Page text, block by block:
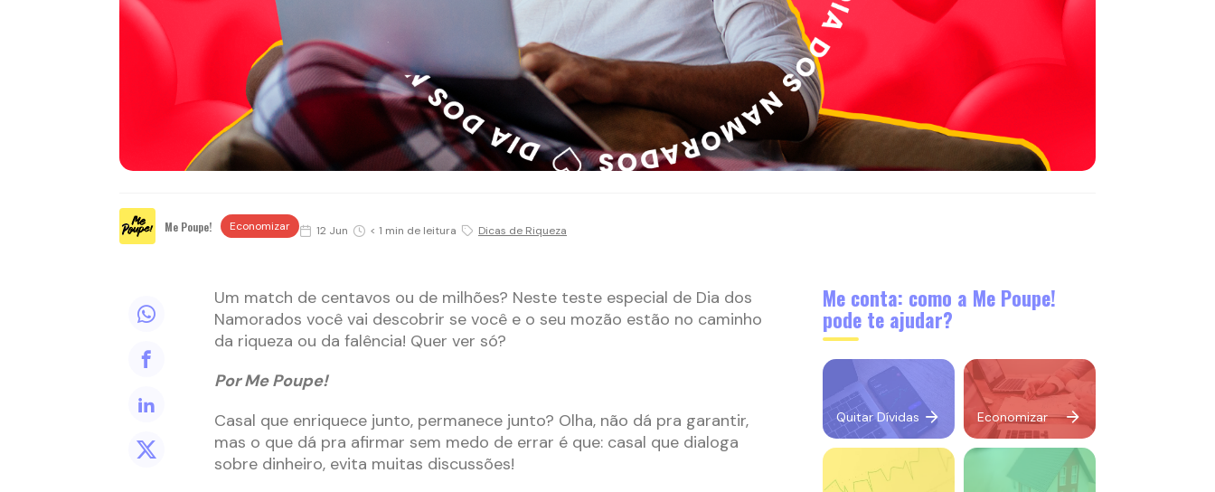
Me Poupe! Economizar 12 Jun < 1 min de leitura Dicas de Riqueza
Um match de centavos ou de milhões? Neste teste especial de Dia dos
Namorados você vai descobrir se você e o seu mozão estão no caminho
da riqueza ou da falência! Quer ver só?
Por Me Poupe!
Casal que enriquece junto, permanece junto? Olha, não dá pra garantir,
mas o que dá pra afirmar sem medo de errar é que: casal que dialoga
sobre dinheiro, evita muitas discussões!
Me conta: como a Me Poupe!
pode te ajudar?
Quitar Dívidas Economizar